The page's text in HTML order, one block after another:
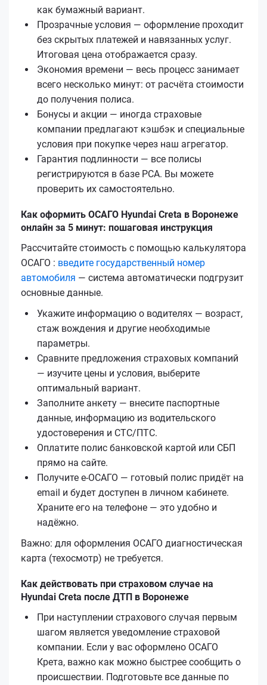
как бумажный вариант.
Прозрачные условия — оформление проходит
без скрытых платежей и навязанных услуг.
Итоговая цена отображается сразу.
Экономия времени — весь процесс занимает
всего несколько минут: от расчёта стоимости
до получения полиса.
Бонусы и акции — иногда страховые
компании предлагают кэшбэк и специальные
условия при покупке через наш агрегатор.
Гарантия подлинности — все полисы
регистрируются в базе РСА. Вы можете
проверить их самостоятельно.
Как оформить ОСАГО Hyundai Creta в Воронеже
онлайн за 5 минут: пошаговая инструкция
Рассчитайте стоимость с помощью калькулятора
ОСАГО : введите государственный номер
автомобиля — система автоматически подгрузит
основные данные.
Укажите информацию о водителях — возраст,
стаж вождения и другие необходимые
параметры.
Сравните предложения страховых компаний
— изучите цены и условия, выберите
оптимальный вариант.
Заполните анкету — внесите паспортные
данные, информацию из водительского
удостоверения и СТС/ПТС.
Оплатите полис банковской картой или СБП
прямо на сайте.
Получите е‑ОСАГО — готовый полис придёт на
email и будет доступен в личном кабинете.
Храните его на телефоне — это удобно и
надёжно.
Важно: для оформления ОСАГО диагностическая
карта (техосмотр) не требуется.
Как действовать при страховом случае на
Hyundai Creta после ДТП в Воронеже
При наступлении страхового случая первым
шагом является уведомление страховой
компании. Если у вас оформлено ОСАГО
Кретa, важно как можно быстрее сообщить о
происшествии. Подготовьте все данные по